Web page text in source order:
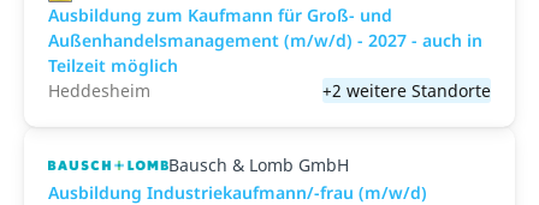
Ausbildung zum Kaufmann für Groß- und
Außenhandelsmanagement (m/w/d) - 2027 - auch in
Teilzeit möglich
Heddesheim
+2 weitere Standorte
Bausch & Lomb GmbH
Ausbildung Industriekaufmann/-frau (m/w/d)